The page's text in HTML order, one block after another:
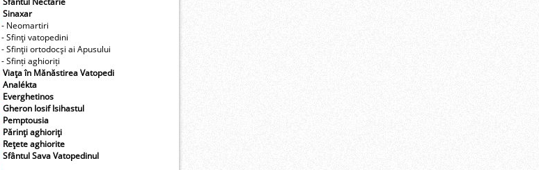
Sinaxar
- Neomartiri
- Sfinţi vatopedini
- Sfinţii ortodocşi ai Apusului
- Sfinți aghioriți
Viaţa în Mănăstirea Vatopedi
Analékta
Everghetinos
Gheron Iosif Isihastul
Pemptousia
Părinţi aghioriţi
Reţete aghiorite
Sfântul Sava Vatopedinul